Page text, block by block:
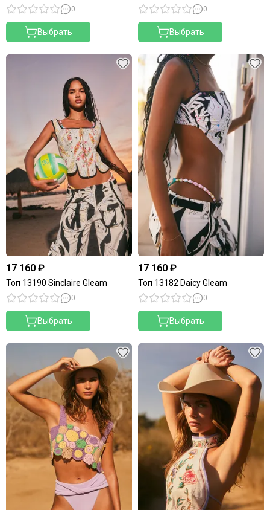
0
Выбрать
0
Выбрать
17 160 ₽
Топ 13190 Sinclaire Gleam
0
Выбрать
17 160 ₽
Топ 13182 Daicy Gleam
0
Выбрать